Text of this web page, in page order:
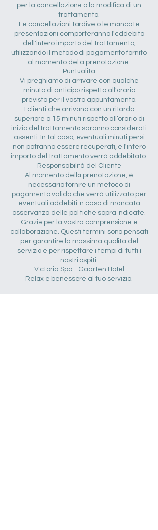
per la cancellazione o la modifica di un
trattamento.
Le cancellazioni tardive o le mancate
presentazioni comporteranno l'addebito
dell'intero importo del trattamento,
utilizzando il metodo di pagamento fornito
al momento della prenotazione.
Puntualità
Vi preghiamo di arrivare con qualche
minuto di anticipo rispetto all'orario
previsto per il vostro appuntamento.
I clienti che arrivano con un ritardo
superiore a 15 minuti rispetto all’orario di
inizio del trattamento saranno considerati
assenti. In tal caso, eventuali minuti persi
non potranno essere recuperati, e l'intero
importo del trattamento verrà addebitato.
Responsabilità del Cliente
Al momento della prenotazione, è
necessario fornire un metodo di
pagamento valido che verrà utilizzato per
eventuali addebiti in caso di mancata
osservanza delle politiche sopra indicate.
Grazie per la vostra comprensione e
collaborazione. Questi termini sono pensati
per garantire la massima qualità del
servizio e per rispettare i tempi di tutti i
nostri ospiti.
Victoria Spa - Gaarten Hotel
Relax e benessere al tuo servizio.